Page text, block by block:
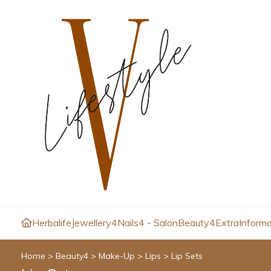
HerbalifeJewellery4Nails4 - SalonBeauty4Extra
Home > Beauty4 > Make-Up > Lips > Lip Sets